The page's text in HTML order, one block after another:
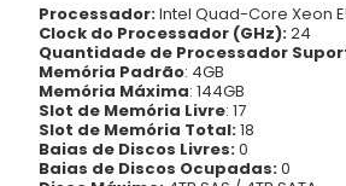
Processador:Intel Quad-Core Xeon
Clock do Processador (GHz):24
Quantidade de Processador
Memória Padrão: 4GB
Memória Máxima: 144GB
Slot de Memória Livre: 17
Slot de Memória Total:18
Baias de Discos Livres:0
Baias de Discos Ocupadas:0